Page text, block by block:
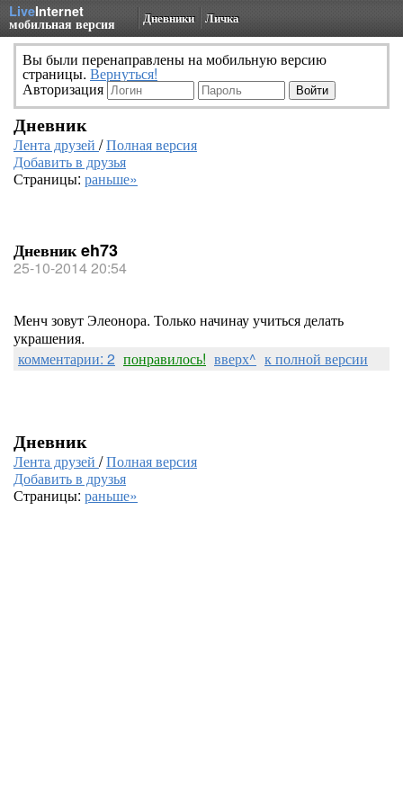
LiveInternet
мобильная версия Дневники Личка
Вы были перенаправлены на мобильную версию
страницы. Вернуться!
Авторизация
Дневник
Лента друзей /Полная версия
Добавить в друзья
Страницы: раньше»
Дневник eh73
25-10-2014 20:54
Менч зовут Элеонора. Только начинау учиться делать
украшения.
комментарии: 2 понравилось! вверх^ к полной версии
Дневник
Лента друзей /Полная версия
Добавить в друзья
Страницы: раньше»